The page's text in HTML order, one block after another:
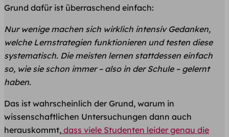
Grund dafür ist überraschend einfach:
Nur wenige machen sich wirklich intensiv Gedanken,
welche Lernstrategien funktionieren und testen diese
systematisch. Die meisten lernen stattdessen einfach
so, wie sie schon immer – also in der Schule – gelernt
haben.
Das ist wahrscheinlich der Grund, warum in
wissenschaftlichen Untersuchungen dann auch
herauskommt, dass viele Studenten leider genau d ie